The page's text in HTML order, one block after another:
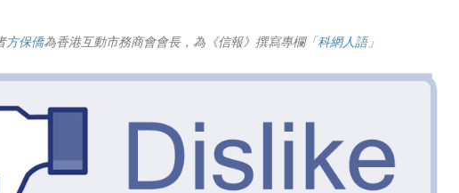
方保僑為香港互動市務商會會長，為《信報》撰寫專欄「科網人語」